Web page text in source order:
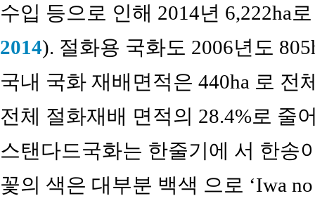
수입 등으로 인해 2014년 6,222ha
2014). 절화용 국화도 2006년도
국내 국화 재배면적은 440ha 로 전
전체 절화재배 면적의 28.4%로 줄
스탠다드국화는 한줄기에 서 한송
꽃의 색은 대부분 백색 으로 ‘Iwa no